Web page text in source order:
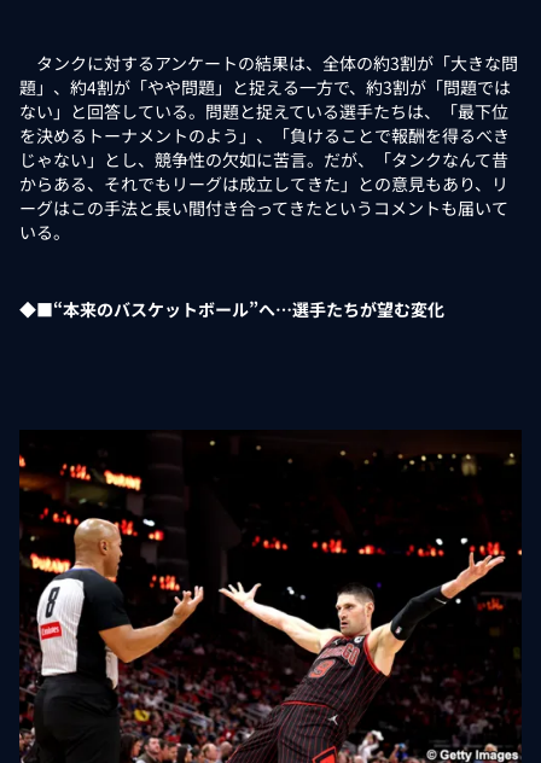
タンクに対するアンケートの結果は、全体の約3割が「大きな問
題」、約4割が「やや問題」と捉える一方で、約3割が「問題では
ない」と回答している。問題と捉えている選手たちは、「最下位
を決めるトーナメントのよう」、「負けることで報酬を得るべき
じゃない」とし、競争性の欠如に苦言。だが、「タンクなんて昔
からある、それでもリーグは成立してきた」との意見もあり、リ
ーグはこの手法と長い間付き合ってきたというコメントも届いて
いる。
◆■“本来のバスケットボール”へ…選手たちが望む変化